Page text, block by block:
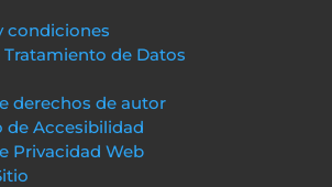
condiciones
Tratamiento de Datos
derechos de autor
de Accesibilidad
Privacidad Web